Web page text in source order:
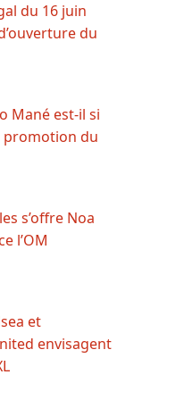
du 16 juin
du
Mané est-il si
promotion du
s’offre Noa
l’OM
et
envisagent